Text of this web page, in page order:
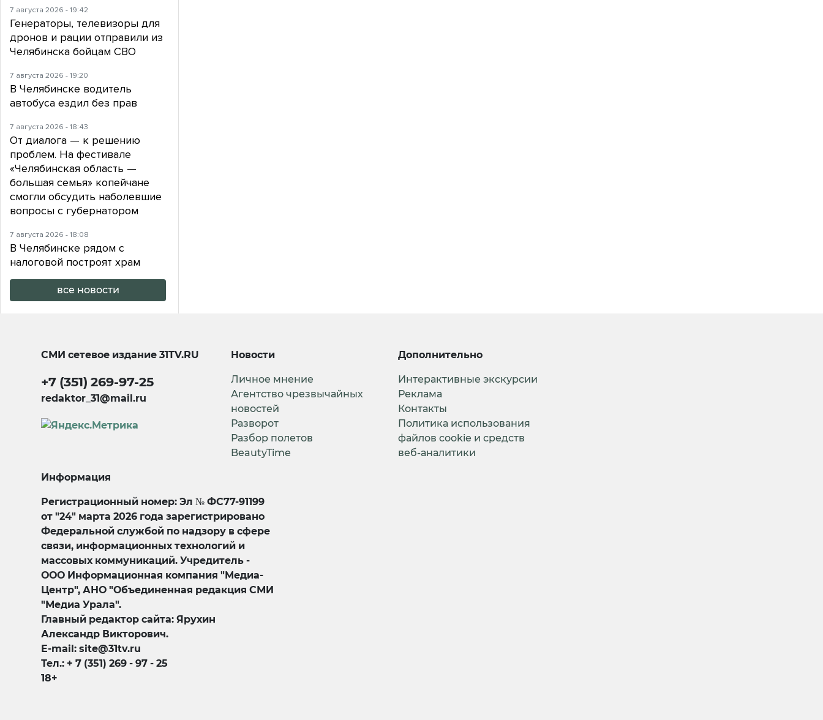
7 августа 2026 - 19:42
Генераторы, телевизоры для
дронов и рации отправили из
Челябинска бойцам СВО
7 августа 2026 - 19:20
В Челябинске водитель
автобуса ездил без прав
7 августа 2026 - 18:43
От диалога — к решению
проблем. На фестивале
«Челябинская область —
большая семья» копейчане
смогли обсудить наболевшие
вопросы с губернатором
7 августа 2026 - 18:08
В Челябинске рядом с
налоговой построят храм
все новости
СМИ сетевое издание31TV.RU
+7 (351) 269-97-25
redaktor_31@mail.ru
Новости
Личное мнение
Агентство чрезвычайных
новостей
Разворот
Разбор полетов
BeautyTime
Дополнительно
Интерактивные экскурсии
Реклама
Контакты
Политика использования
файлов cookie и средств
веб-аналитики
Информация
Регистрационный номер: Эл № ФС77-91199
от "24" марта 2026 года зарегистрировано
Федеральной службой по надзору в сфере
связи, информационных технологий и
массовых коммуникаций. Учредитель -
ООО Информационная компания "Медиа-
Центр", АНО "Объединенная редакция СМИ
"Медиа Урала".
Главный редактор сайта: Ярухин
Александр Викторович.
E-mail: site@31tv.ru
Тел.: + 7 (351) 269 - 97 - 25
18+